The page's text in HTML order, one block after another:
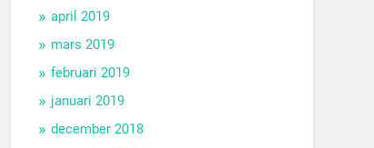
april 2019
mars 2019
februari 2019
januari 2019
december 2018